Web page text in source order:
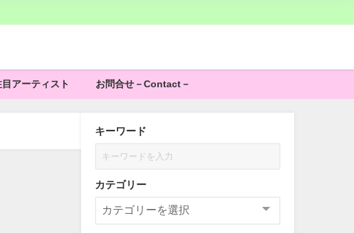
目アーティスト お問合せ－Contact－
キーワード
カテゴリー